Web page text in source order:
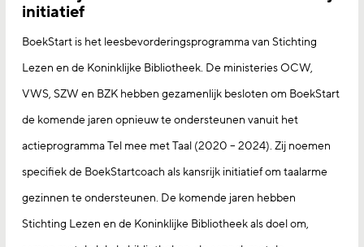
initiatief
BoekStart is het leesbevorderingsprogramma van Stichting
Lezen en de Koninklijke Bibliotheek. De ministeries OCW,
VWS, SZW en BZK hebben gezamenlijk besloten om BoekStart
de komende jaren opnieuw te ondersteunen vanuit het
actieprogramma Tel mee met Taal (2020 – 2024). Zij noemen
specifiek de BoekStartcoach als kansrijk initiatief om taalarme
gezinnen te ondersteunen. De komende jaren hebben
Stichting Lezen en de Koninklijke Bibliotheek als doel om,